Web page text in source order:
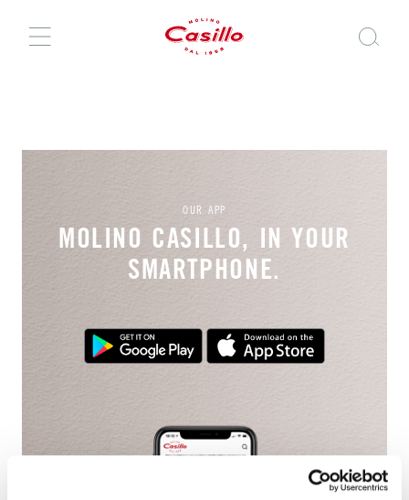
OUR APP
MOLINO CASILLO, IN YOUR
SMARTPHONE.